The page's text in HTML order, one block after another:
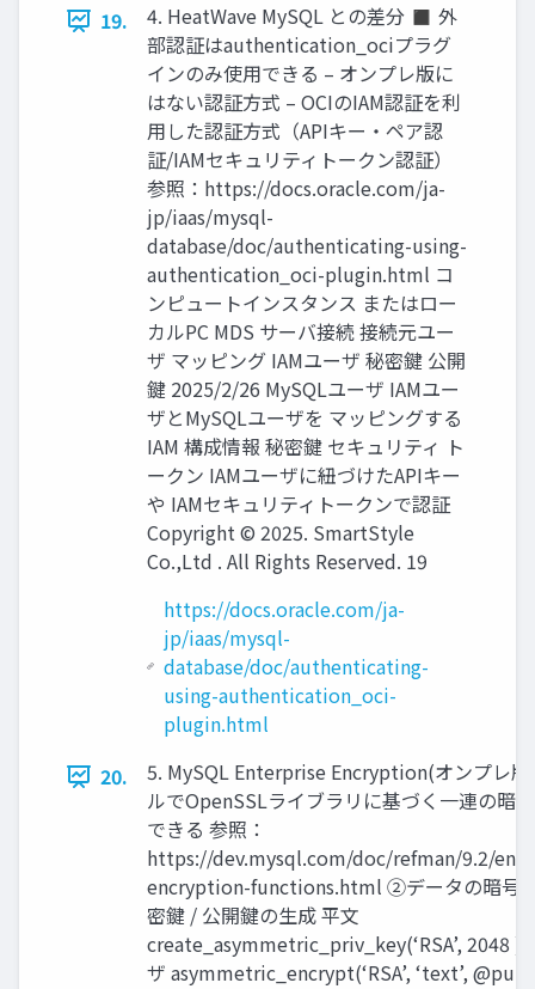
19.
4. HeatWave MySQL との差分 ◼ 外
部認証はauthentication_ociプラグ
インのみ使用できる – オンプレ版に
はない認証方式 – OCIのIAM認証を利
用した認証方式（APIキー・ペア認
証/IAMセキュリティトークン認証）
参照：https://docs.oracle.com/ja-
jp/iaas/mysql-
database/doc/authenticating-using-
authentication_oci-plugin.html コ
ンピュートインスタンス またはロー
カルPC MDS サーバ接続 接続元ユー
ザ マッピング IAMユーザ 秘密鍵 公開
鍵 2025/2/26 MySQLユーザ IAMユー
ザとMySQLユーザを マッピングする
IAM 構成情報 秘密鍵 セキュリティ ト
ークン IAMユーザに紐づけたAPIキー
や IAMセキュリティトークンで認証
Copyright © 2025. SmartStyle
Co.,Ltd . All Rights Reserved. 19
https://docs.oracle.com/ja-
jp/iaas/mysql-
database/doc/authenticating-
using-authentication_oci-
plugin.html
20.
5. MySQL Enterprise Encryption(オンプレ
ルでOpenSSLライブラリに基づく一連の暗
できる 参照：
https://dev.mysql.com/doc/refman/9.2/en/
encryption-functions.html ②データの暗号
密鍵 / 公開鍵の生成 平文
create_asymmetric_priv_key(‘RSA’, 2048 );
ザ asymmetric_encrypt(‘RSA’, ‘text’,